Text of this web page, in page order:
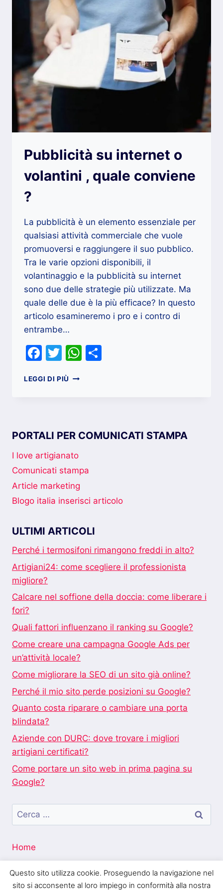
Pubblicità su internet o
volantini , quale conviene
?
La pubblicità è un elemento essenziale per
qualsiasi attività commerciale che vuole
promuoversi e raggiungere il suo pubblico.
Tra le varie opzioni disponibili, il
volantinaggio e la pubblicità su internet
sono due delle strategie più utilizzate. Ma
quale delle due è la più efficace? In questo
articolo esamineremo i pro e i contro di
entrambe…
Facebook
TwitterWhatsApp
LEGGI DI PIÙ PUBBLICITÀ
QUALE
?
PORTALI PER COMUNICATI STAMPA
I love artigianato
Comunicati stampa
Article marketing
Blogo italia inserisci articolo
ULTIMI ARTICOLI
Perché i termosifoni rimangono freddi in alto?
Artigiani24: come scegliere il professionista
migliore?
Calcare nel soffione della doccia: come liberare i
fori?
Quali fattori influenzano il ranking su Google?
Come creare una campagna Google Ads per
un’attività locale?
Come migliorare la SEO di un sito già online?
Perché il mio sito perde posizioni su Google?
Quanto costa riparare o cambiare una porta
blindata?
Aziende con DURC: dove trovare i migliori
artigiani certificati?
Come portare un sito web in prima pagina su
Google?
Ricerca
per:
Home
Questo sito utilizza cookie. Proseguendo la navigazione nel
sito si acconsente al loro impiego in conformità alla nostra